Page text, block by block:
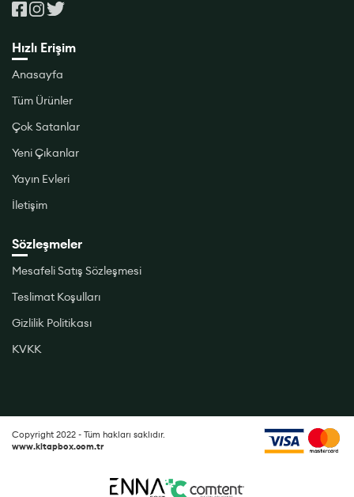
Hızlı Erişim
Anasayfa
Tüm Ürünler
Çok Satanlar
Yeni Çıkanlar
Yayın Evleri
İletişim
Sözleşmeler
Mesafeli Satış Sözleşmesi
Teslimat Koşulları
Gizlilik Politikası
KVKK
Copyright 2022 - Tüm hakları saklıdır.
www.kitapbox.com.tr